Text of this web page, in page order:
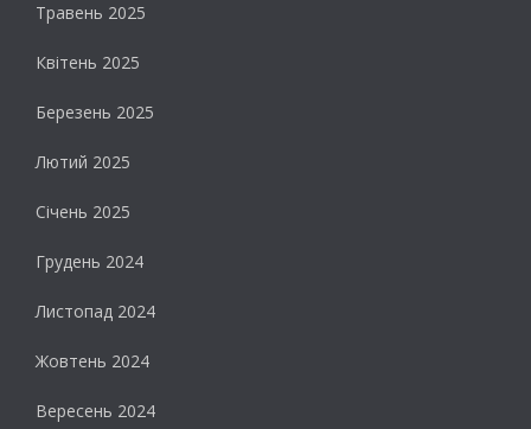
Травень 2025
Квітень 2025
Березень 2025
Лютий 2025
Січень 2025
Грудень 2024
Листопад 2024
Жовтень 2024
Вересень 2024